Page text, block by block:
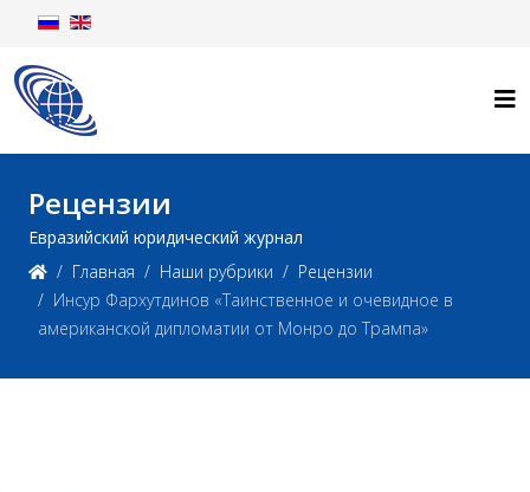
Рецензии
Евразийский юридический журнал
Главная
Наши рубрики
Рецензии
Инсур Фархутдинов «Таинственное и очевидное в
американской дипломатии от Монро до Трампа»